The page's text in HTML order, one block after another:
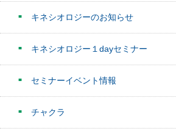
キネシオロジーのお知らせ
キネシオロジー１dayセミナー
セミナーイベント情報
チャクラ